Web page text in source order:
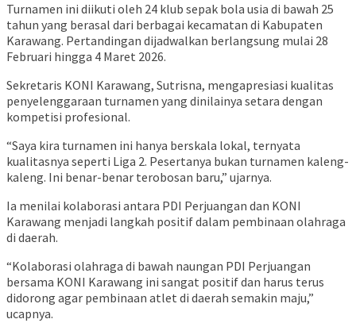
Turnamen ini diikuti oleh 24 klub sepak bola usia di bawah 25
tahun yang berasal dari berbagai kecamatan di Kabupaten
Karawang. Pertandingan dijadwalkan berlangsung mulai 28
Februari hingga 4 Maret 2026.
Sekretaris KONI Karawang, Sutrisna, mengapresiasi kualitas
penyelenggaraan turnamen yang dinilainya setara dengan
kompetisi profesional.
“Saya kira turnamen ini hanya berskala lokal, ternyata
kualitasnya seperti Liga 2. Pesertanya bukan turnamen kaleng-
kaleng. Ini benar-benar terobosan baru,” ujarnya.
Ia menilai kolaborasi antara PDI Perjuangan dan KONI
Karawang menjadi langkah positif dalam pembinaan olahraga
di daerah.
“Kolaborasi olahraga di bawah naungan PDI Perjuangan
bersama KONI Karawang ini sangat positif dan harus terus
didorong agar pembinaan atlet di daerah semakin maju,”
ucapnya.